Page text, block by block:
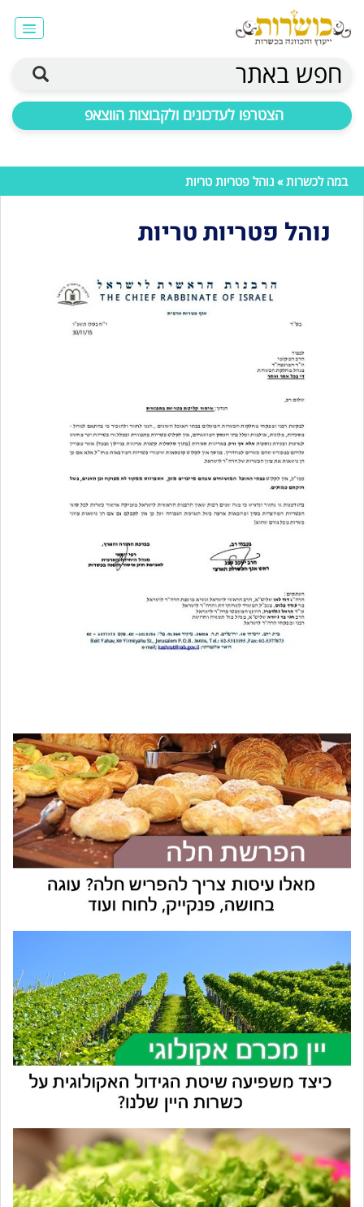
חפש באתר
הצטרפו לעדכונים ולקבוצות הווצאפ
במה לכשרות» נוהל פטריות טריות
נוהל פטריות טריות